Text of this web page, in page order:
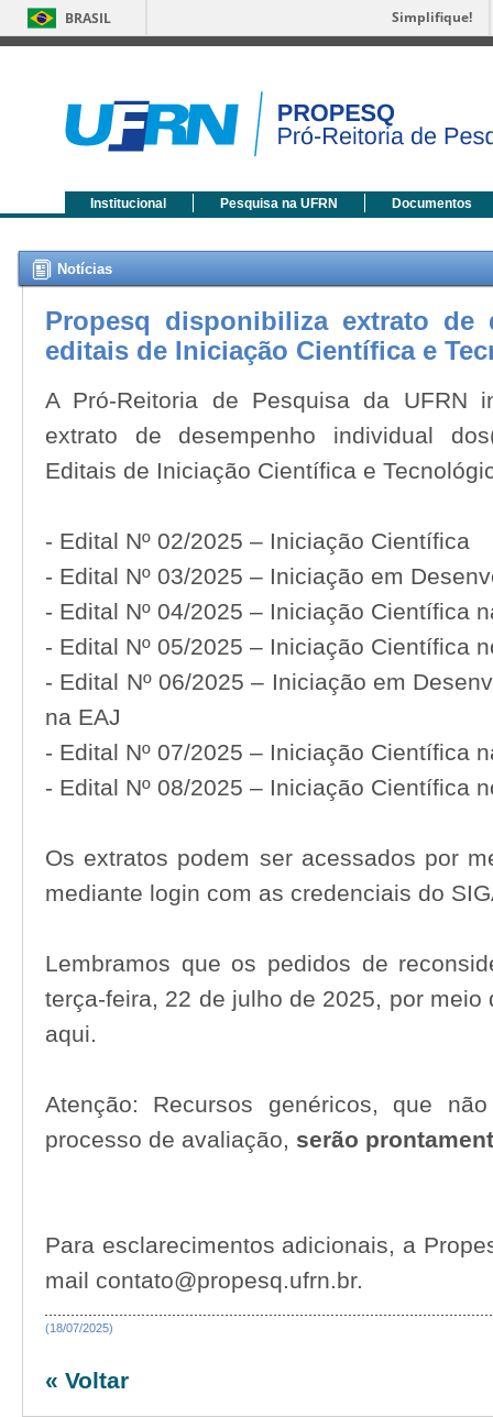
BRASIL Simplifique!
Institucional Pesquisa na UFRN Documentos
Notícias
Propesq disponibiliza extrato de
editais de Iniciação Científica e
A Pró-Reitoria de Pesquisa da UFRN
extrato de desempenho individual
Editais de Iniciação Científica e
- Edital Nº 02/2025 – Iniciação Científica
- Edital Nº 03/2025 – Iniciação em
- Edital Nº 04/2025 – Iniciação Científica
- Edital Nº 05/2025 – Iniciação Científica
- Edital Nº 06/2025 – Iniciação em
na EAJ
- Edital Nº 07/2025 – Iniciação Científica
- Edital Nº 08/2025 – Iniciação Científica
Os extratos podem ser acessados por
mediante login com as credenciais do
Lembramos que os pedidos de
terça-feira, 22 de julho de 2025, por
aqui.
Atenção: Recursos genéricos, que
processo de avaliação, serão
Para esclarecimentos adicionais, a
mail contato@propesq.ufrn.br.
(18/07/2025)
« Voltar